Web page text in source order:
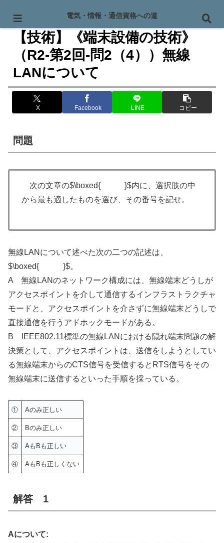
PR
【技術】《端末設備の技術》
（R2-第2回-問2（4））無線
LANについて
X Facebook LINE コピー
問題
次の文章の$\boxed{ }$内に、選択肢の中
から最も適したものを選び、その番号を記せ。
無線LANについて述べた次の二つの記述は、
$\boxed{ }$。
A 無線LANのネットワーク構成には、無線端末どうしが
アクセスポイントを介して通信するインフラストラクチャ
モードと、アクセスポイントを介さずに無線端末どうしで
直接通信を行うアドホックモードがある。
B IEEE802.11標準の無線LANにおける隠れ端末問題の解
決策として、アクセスポイントは、送信をしようとしてい
る無線端末からのCTS信号を受信するとRTS信号をその
無線端末に送信するといった手順を採っている。
① Aのみ正しい
② Bのみ正しい
③ AもBも正しい
④ AもBも正しくない
解答 1
Aについて:
電気・情報・通信資格への道